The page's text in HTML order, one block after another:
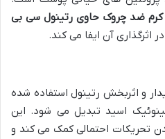
کرم ضد چروک حاوی رتینول سی بی
اثرگذاری آن ایفا می کند.
و اثربخش رتینول استفاده شده
اسید تبدیل می شود. این
تحریکات احتمالی کمک می کند و